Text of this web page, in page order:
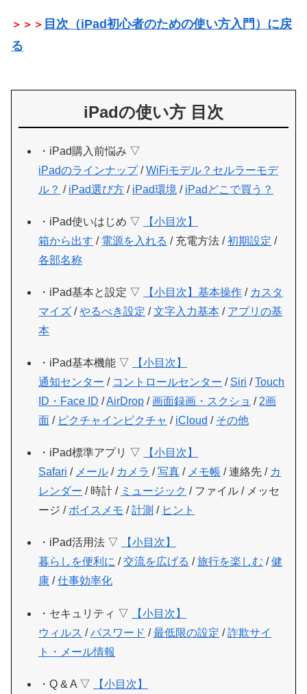
＞＞＞ 目次（iPad初心者のための使い方入門）に戻
る
iPadの使い方 目次
・iPad購入前悩み ▽
iPadのラインナップ/WiFiモデル？セルラーモデ
ル？ / iPad選び方 / iPad環境 / iPadどこで買う？
・iPad使いはじめ ▽
【小目次】
箱から出す / 電源を入れる / 充電方法 /初期設定 /
各部名称
・iPad基本と設定 ▽ 【小目次】基本操作 / カスタ
マイズ /やるべき設定 /文字入力基本 / アプリの基
本
・iPad基本機能 ▽
【小目次】
通知センター / コントロールセンター / Siri /Touch
ID・Face ID /AirDrop /画面録画・スクショ / 2画
面 / ピクチャインピクチャ / iCloud / その他
・iPad標準アプリ ▽
【小目次】
Safari / メール / カメラ /写真 / メモ帳 / 連絡先 / カ
レンダー / 時計 / ミュージック / ファイル / メッセ
ージ / ボイスメモ /計測 / ヒント
・iPad活用法 ▽
【小目次】
暮らしを便利に /交流を広げる /旅行を楽しむ /健
康 /仕事効率化
・セキュリティ ▽
【小目次】
ウィルス /パスワード /最低限の設定 /詐欺サイ
ト・メール情報
・Q & A ▽ 【小目次】